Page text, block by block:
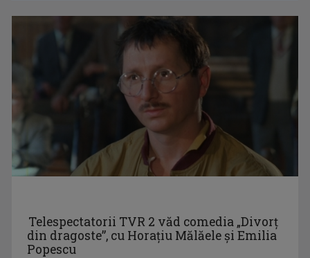
Nu mai aveţi loc la oraş? Încercati la ţară! ...
Telespectatorii TVR 2 văd comedia „Divorţ
din dragoste”, cu Horaţiu Mălăele şi Emilia
Popescu